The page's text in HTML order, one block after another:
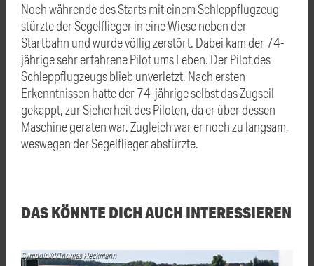
Noch währende des Starts mit einem Schleppflugzeug
stürzte der Segelflieger in eine Wiese neben der
Startbahn und wurde völlig zerstört. Dabei kam der 74-
jährige sehr erfahrene Pilot ums Leben. Der Pilot des
Schleppflugzeugs blieb unverletzt. Nach ersten
Erkenntnissen hatte der 74-jährige selbst das Zugseil
gekappt, zur Sicherheit des Piloten, da er über dessen
Maschine geraten war. Zugleich war er noch zu langsam,
weswegen der Segelflieger abstürzte.
DAS KÖNNTE DICH AUCH INTERESSIEREN
Symbolbild/Thomas Heckmann